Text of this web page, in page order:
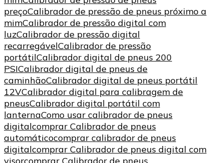
preçoCalibrador de pressão de pneus próximo a
mimCalibrador de pressão digital com
luzCalibrador de pressão digital
recarregávelCalibrador de pressão
portátilCalibrador digital de pneus 200
PSICalibrador digital de pneus de
caminhãoCalibrador digital de pneus portátil
12VCalibrador digital para calibragem de
pneusCalibrador digital portátil com
lanternaComo usar calibrador de pneus
digitalcomprar Calibrador de pneus
automáticocomprar calibrador de pneus
digitalcomprar Calibrador de pneus digital com
visorcomprar Calibrador de pneus